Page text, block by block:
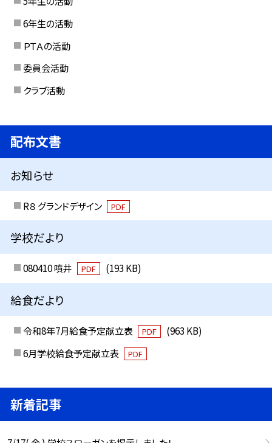
6年生の活動
ＰＴＡの活動
委員会活動
クラブ活動
配布文書
お知らせ
R８ グランドデザイン PDF
学校だより
080410 噴井 PDF (193 KB)
給食だより
令和8年7月給食予定献立表 PDF
(963 KB)
6月学校給食予定献立表
PDF
新着記事